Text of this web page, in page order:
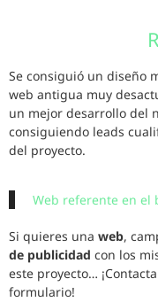
Se consiguió un diseño
web antigua muy
un mejor desarrollo del
consiguiendo leads
del proyecto.
Web referente en el
Si quieres una web,
de publicidad con los
este proyecto…
formulario!